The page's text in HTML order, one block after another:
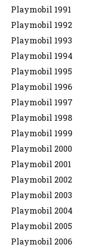
Playmobil 1991
Playmobil 1992
Playmobil 1993
Playmobil 1994
Playmobil 1995
Playmobil 1996
Playmobil 1997
Playmobil 1998
Playmobil 1999
Playmobil 2000
Playmobil 2001
Playmobil 2002
Playmobil 2003
Playmobil 2004
Playmobil 2005
Playmobil 2006